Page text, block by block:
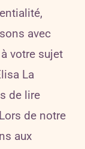
avec
votre sujet
La
de lire
de notre
aux